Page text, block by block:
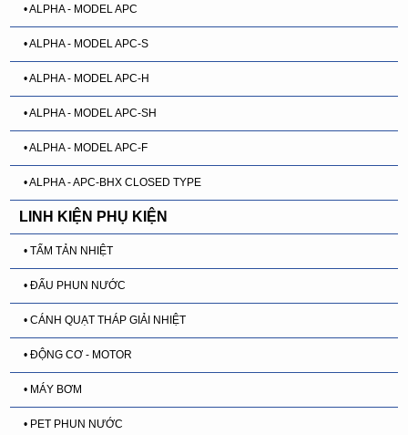
• ALPHA - MODEL APC
• ALPHA - MODEL APC-S
• ALPHA - MODEL APC-H
• ALPHA - MODEL APC-SH
• ALPHA - MODEL APC-F
• ALPHA - APC-BHX CLOSED TYPE
LINH KIỆN PHỤ KIỆN
• TẤM TẢN NHIỆT
• ĐẤU PHUN NƯỚC
• CÁNH QUẠT THÁP GIẢI NHIỆT
• ĐỘNG CƠ - MOTOR
• MÁY BƠM
• PET PHUN NƯỚC